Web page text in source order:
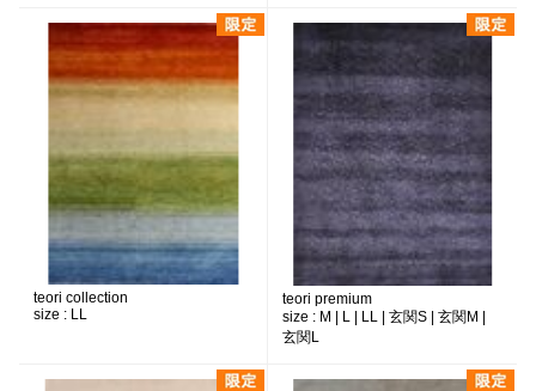
teori collection
size : LL
teori premium
size : M | L | LL | 玄関S | 玄関M |
玄関L